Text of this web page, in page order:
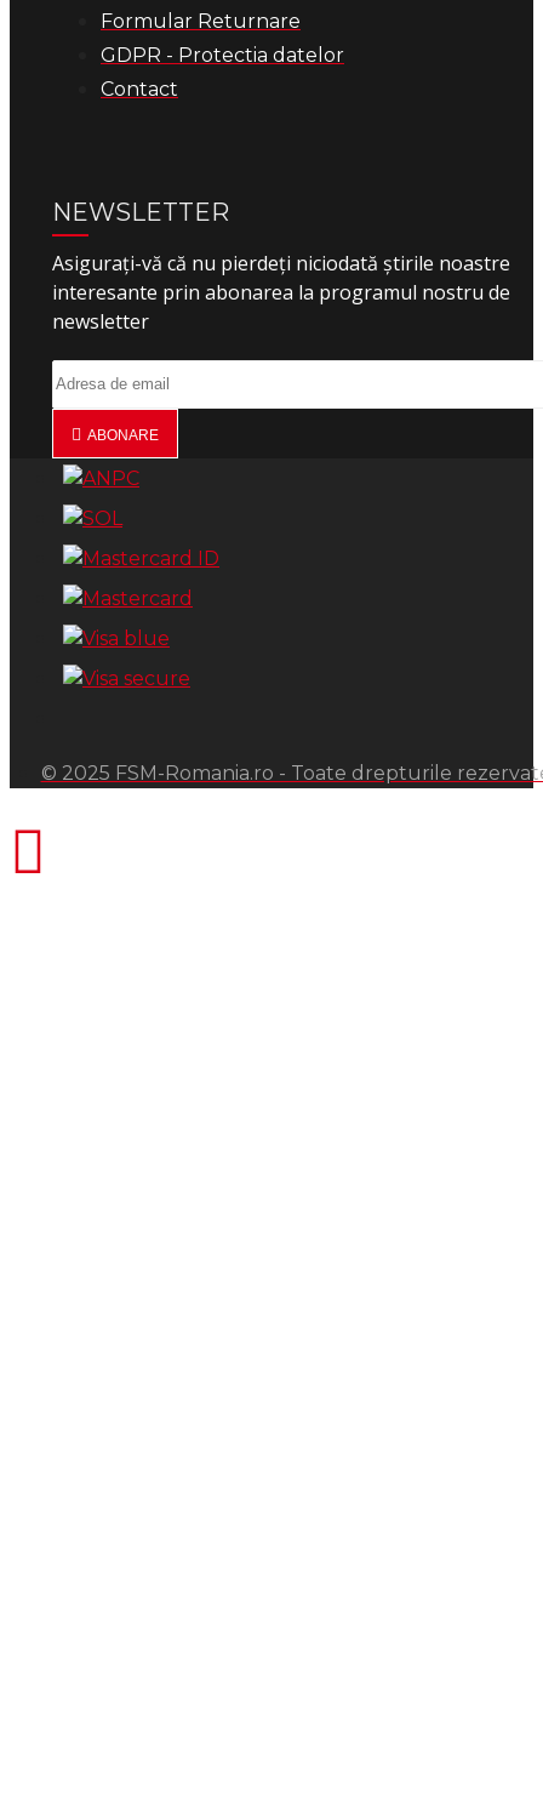
Formular Returnare
GDPR - Protectia datelor
Contact
NEWSLETTER
Asigurați-vă că nu pierdeți niciodată știrile noastre
interesante prin abonarea la programul nostru de
newsletter
ABONARE
© 2025 FSM-Romania.ro - Toate drepturile